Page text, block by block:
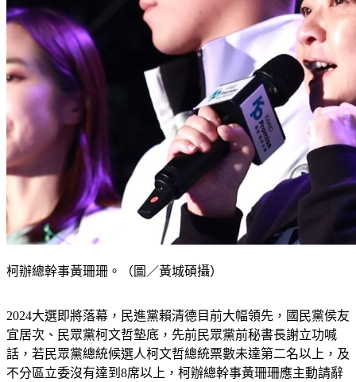
2024大選即將落幕，民進黨賴清德目前大幅領先，國民黨侯友
宜居次、民眾黨柯文哲墊底，先前民眾黨前秘書長謝立功喊
話，若民眾黨總統候選人柯文哲總統票數未達第二名以上，及